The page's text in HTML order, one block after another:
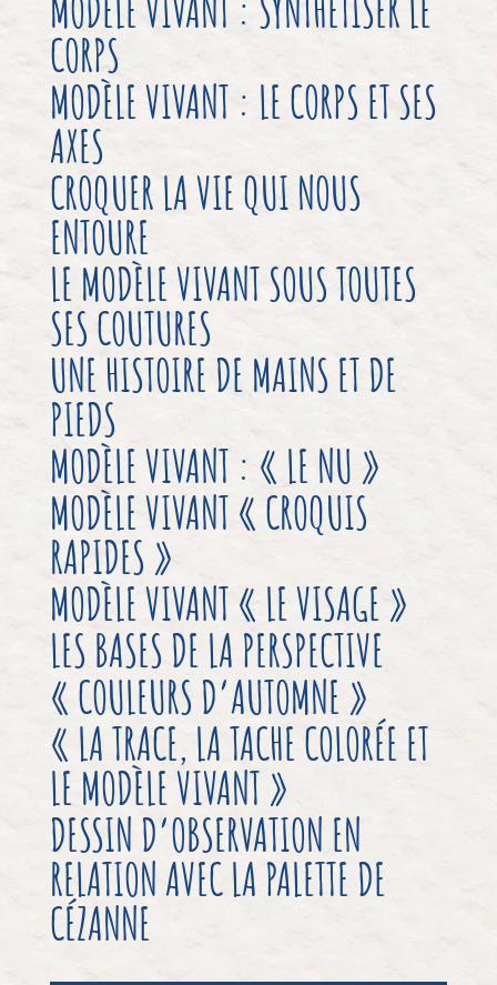
CORPS
MODÈLE VIVANT : LE CORPS ET SES
AXES
CROQUER LA VIE QUI NOUS
ENTOURE
LE MODÈLE VIVANT SOUS TOUTES
SES COUTURES
UNE HISTOIRE DE MAINS ET DE
PIEDS
MODÈLE VIVANT : « LE NU »
MODÈLE VIVANT « CROQUIS
RAPIDES »
MODÈLE VIVANT « LE VISAGE »
LES BASES DE LA PERSPECTIVE
« COULEURS D’AUTOMNE »
« LA TRACE, LA TACHE COLORÉE ET
LE MODÈLE VIVANT »
DESSIN D’OBSERVATION EN
RELATION AVEC LA PALETTE DE
CÉZANNE